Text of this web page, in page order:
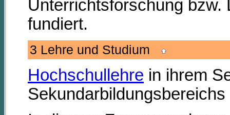
Unterrichtsforschung
fundiert.
3 Lehre und Studium
Hochschullehre in ihrem